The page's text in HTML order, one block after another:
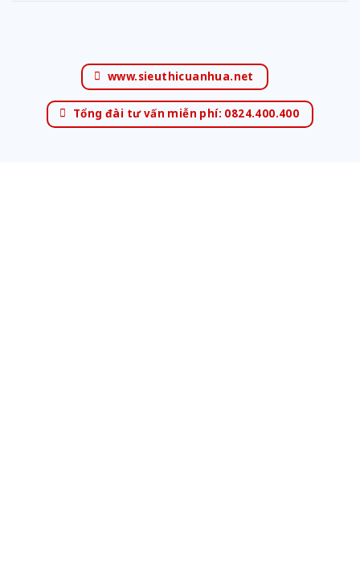
www.sieuthicuanhua.net
Tổng đài tư vấn miễn phí: 0824.400.400